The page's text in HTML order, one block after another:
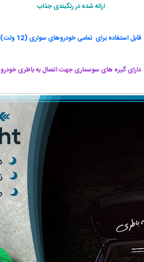
ارائه شده در رنگبندی جذاب
قابل استفاده برای تمامی خودروهای سواری (12 ولت)
دارای گیره های سوسماری جهت اتصال به باطری خودرو